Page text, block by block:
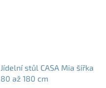
Jídelní stůl CASA Mia šířka
80 až 180 cm